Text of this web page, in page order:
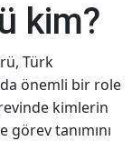
kim?
Türk
önemli bir role
kimlerin
tanımını